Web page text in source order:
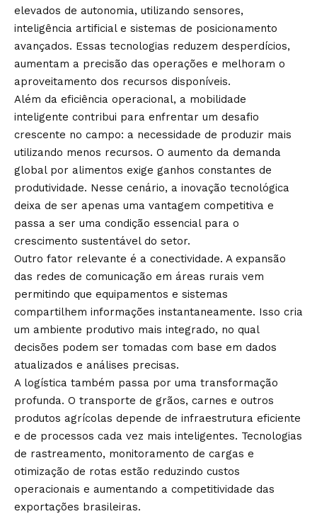
elevados de autonomia, utilizando sensores,
inteligência artificial e sistemas de posicionamento
avançados. Essas tecnologias reduzem desperdícios,
aumentam a precisão das operações e melhoram o
aproveitamento dos recursos disponíveis.
Além da eficiência operacional, a mobilidade
inteligente contribui para enfrentar um desafio
crescente no campo: a necessidade de produzir mais
utilizando menos recursos. O aumento da demanda
global por alimentos exige ganhos constantes de
produtividade. Nesse cenário, a inovação tecnológica
deixa de ser apenas uma vantagem competitiva e
passa a ser uma condição essencial para o
crescimento sustentável do setor.
Outro fator relevante é a conectividade. A expansão
das redes de comunicação em áreas rurais vem
permitindo que equipamentos e sistemas
compartilhem informações instantaneamente. Isso cria
um ambiente produtivo mais integrado, no qual
decisões podem ser tomadas com base em dados
atualizados e análises precisas.
A logística também passa por uma transformação
profunda. O transporte de grãos, carnes e outros
produtos agrícolas depende de infraestrutura eficiente
e de processos cada vez mais inteligentes. Tecnologias
de rastreamento, monitoramento de cargas e
otimização de rotas estão reduzindo custos
operacionais e aumentando a competitividade das
exportações brasileiras.